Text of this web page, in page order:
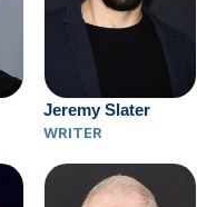
Jeremy Slater
WRITER